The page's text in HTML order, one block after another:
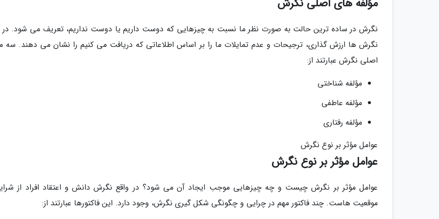
مؤلفه های اصلی نگرش
نگرش در ساده ترین حالت به صورت نظر ما نسبت به چیزهایی که دوست داریم یا دوست نداریم، تعریف می شود. در
نگرش ها ارزش گذاری، ترجیحات و عدم تمایلات ما را بر اساس اطلاعاتی که دریافت می کنیم را نشان می دهند. سه
اصلی نگرش عبارتند از:
مؤلفه شناختی
مؤلفه عاطفی
مؤلفه رفتاری
عوامل مؤثر بر نوع نگرش
عوامل مؤثر بر نوع نگرش
عوامل مؤثر بر نگرش چیست و چه چیزهایی موجب ایجاد آن می شود؟ در واقع نگرش دانش و اعتقاد افراد از
موقعیت هاست. چند فاکتور مهم در چرایی و چگونگی شکل گیری نگرش، وجود دارد. این فاکتورها عبارتند از: